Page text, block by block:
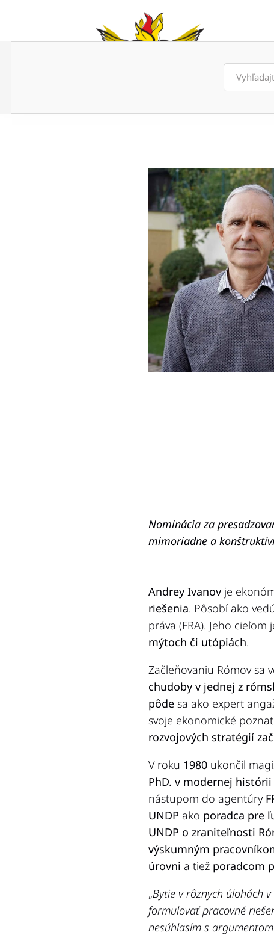
Nominácia za
mimoriadne a
Andrey Ivanov je
riešenia. Pôsobí ako
práva (FRA). Jeho cieľom
mýtoch či utópiách.
Začleňovaniu Rómov sa
chudoby v jednej z
pôde sa ako expert
svoje ekonomické
rozvojových stratégií
V roku 1980 ukončil
PhD. v modernej histórii
nástupom do agentúry
UNDP ako poradca pre
UNDP o zraniteľnosti
výskumným
úrovni a tiež poradcom
„Bytie v rôznych úlohách
formulovať pracovné
nesúhlasím s